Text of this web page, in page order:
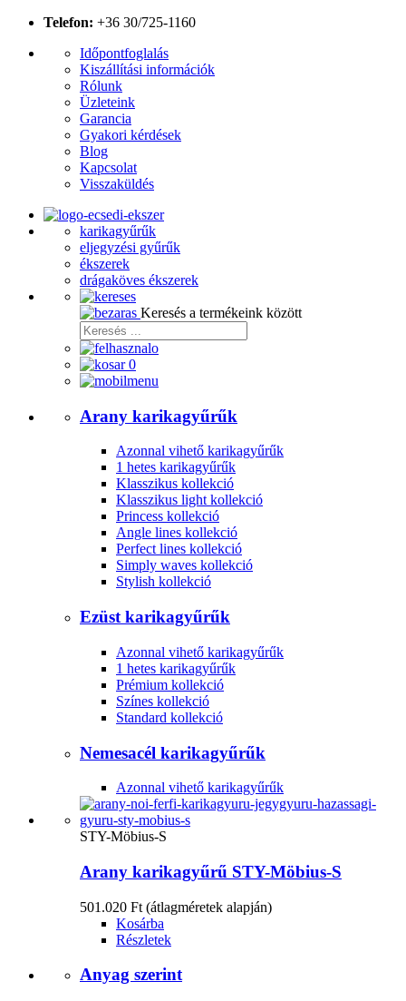
Telefon: +36 30/725-1160
Időpontfoglalás
Kiszállítási információk
Rólunk
Üzleteink
Garancia
Gyakori kérdések
Blog
Kapcsolat
Visszaküldés
karikagyűrűk
eljegyzési gyűrűk
ékszerek
drágaköves ékszerek
Keresés a termékeink között
0
Arany karikagyűrűk
Azonnal vihető karikagyűrűk
1 hetes karikagyűrűk
Klasszikus kollekció
Klasszikus light kollekció
Princess kollekció
Angle lines kollekció
Perfect lines kollekció
Simply waves kollekció
Stylish kollekció
Ezüst karikagyűrűk
Azonnal vihető karikagyűrűk
1 hetes karikagyűrűk
Prémium kollekció
Színes kollekció
Standard kollekció
Nemesacél karikagyűrűk
Azonnal vihető karikagyűrűk
STY-Möbius-S
Arany karikagyűrű STY-Möbius-S
501.020 Ft (átlagméretek alapján)
Kosárba
Részletek
Anyag szerint